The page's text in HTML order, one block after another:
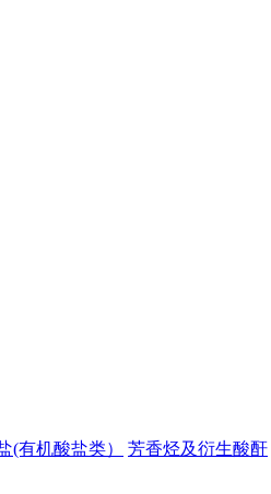
(有机酸盐类） 芳香烃及衍生酸酐